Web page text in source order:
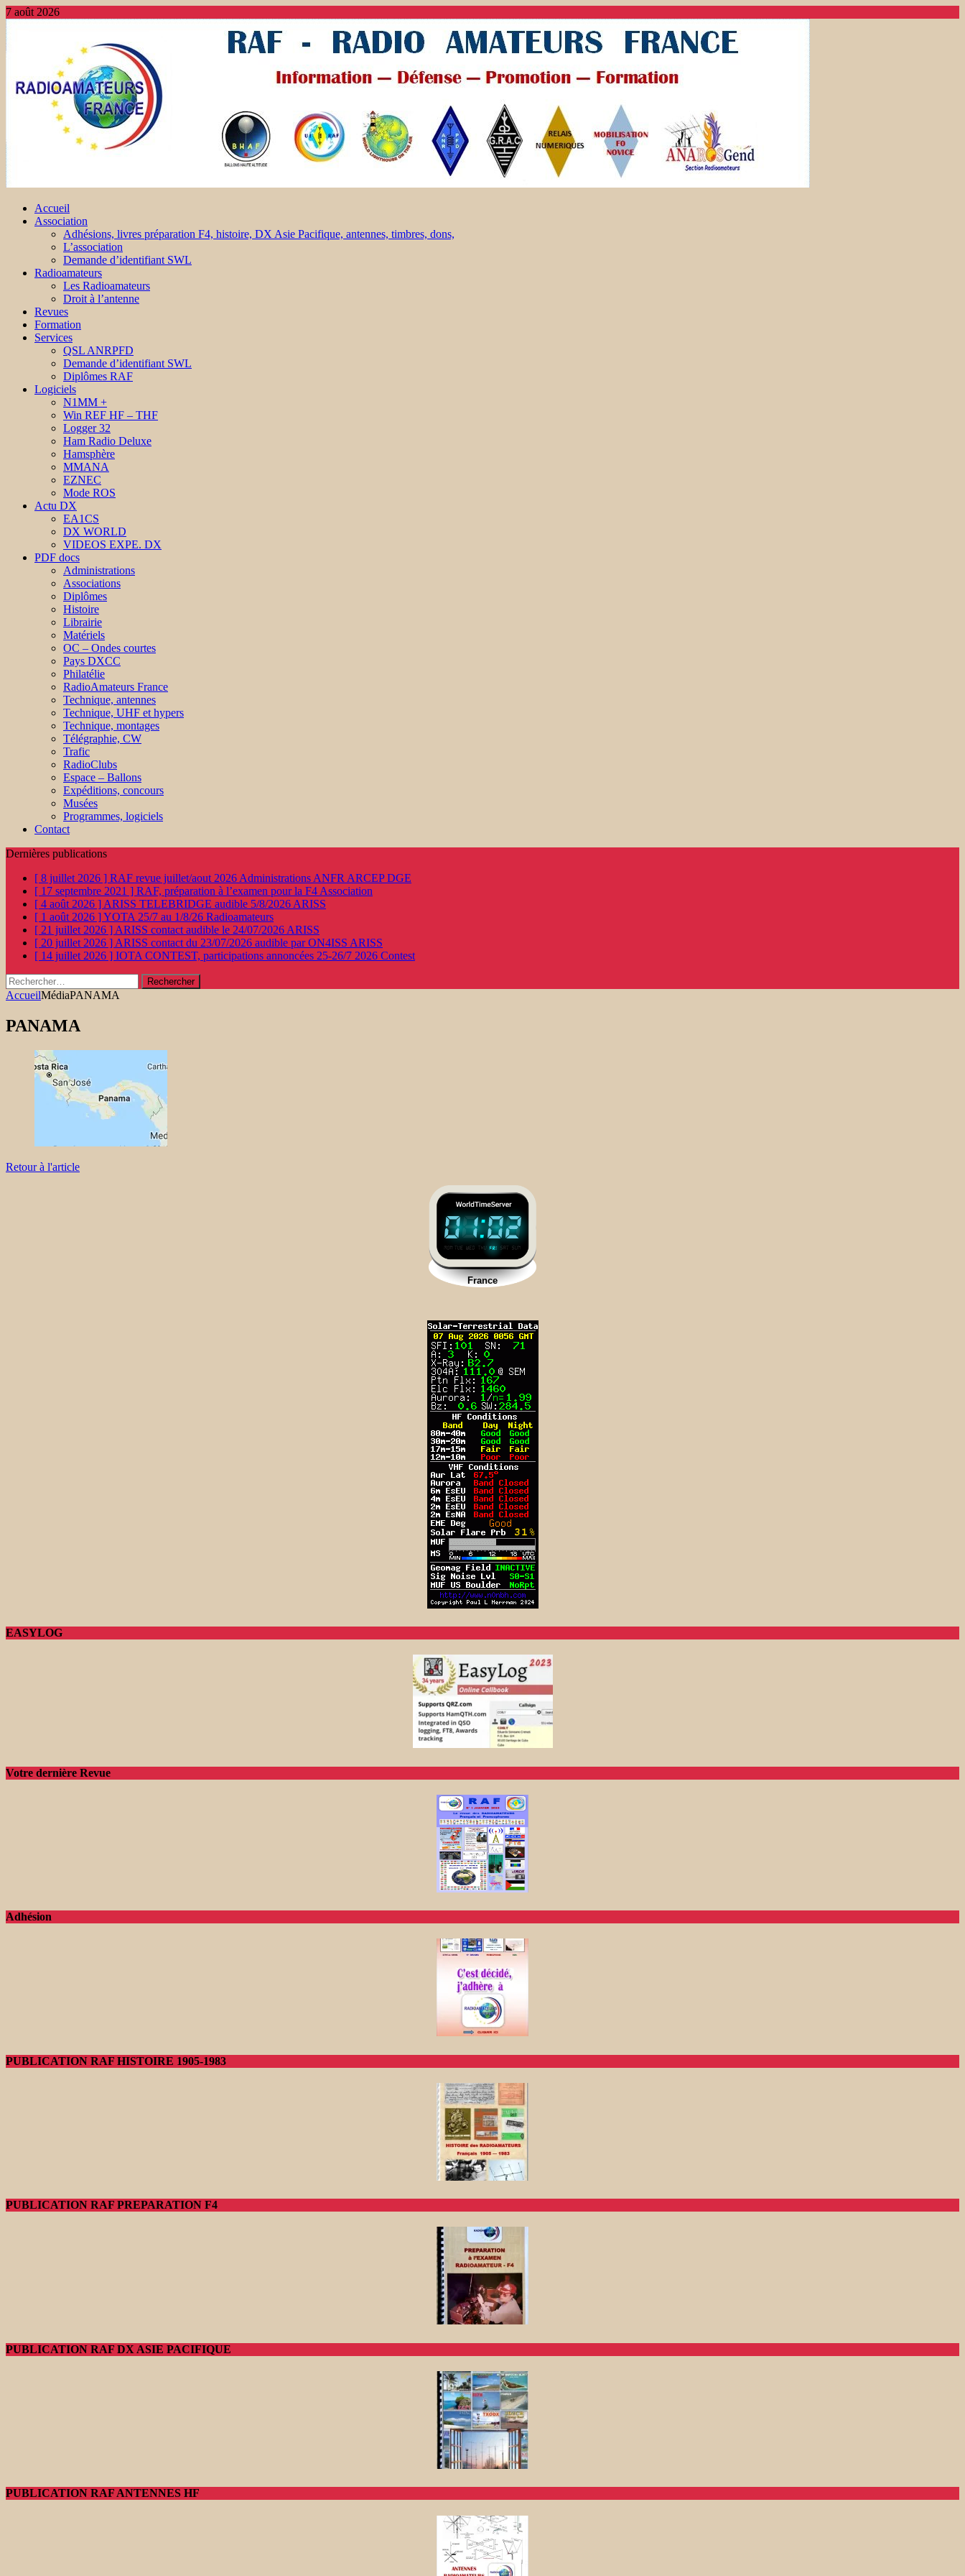
7 août 2026
Accueil
Association
Adhésions, livres préparation F4, histoire, DX Asie Pacifique, antennes, timbres, dons,
L’association
Demande d’identifiant SWL
Radioamateurs
Les Radioamateurs
Droit à l’antenne
Revues
Formation
Services
QSL ANRPFD
Demande d’identifiant SWL
Diplômes RAF
Logiciels
N1MM +
Win REF HF – THF
Logger 32
Ham Radio Deluxe
Hamsphère
MMANA
EZNEC
Mode ROS
Actu DX
EA1CS
DX WORLD
VIDEOS EXPE. DX
PDF docs
Administrations
Associations
Diplômes
Histoire
Librairie
Matériels
OC – Ondes courtes
Pays DXCC
Philatélie
RadioAmateurs France
Technique, antennes
Technique, UHF et hypers
Technique, montages
Télégraphie, CW
Trafic
RadioClubs
Espace – Ballons
Expéditions, concours
Musées
Programmes, logiciels
Contact
Dernières publications
[ 8 juillet 2026 ] RAF revue juillet/aout 2026 Administrations ANFR ARCEP DGE
[ 17 septembre 2021 ] RAF, préparation à l’examen pour la F4 Association
[ 4 août 2026 ] ARISS TELEBRIDGE audible 5/8/2026 ARISS
[ 1 août 2026 ]YOTA 25/7 au 1/8/26 Radioamateurs
[ 21 juillet 2026 ] ARISS contact audible le 24/07/2026 ARISS
[ 20 juillet 2026 ] ARISS contact du 23/07/2026 audible par ON4ISS ARISS
[ 14 juillet 2026 ] IOTA CONTEST, participations annoncées 25-26/7 2026 Contest
Rechercher :
AccueilMédiaPANAMA
PANAMA
Retour à l'article
EASYLOG
Votre dernière Revue
Adhésion
PUBLICATION RAF HISTOIRE 1905-1983
PUBLICATION RAF PREPARATION F4
PUBLICATION RAF DX ASIE PACIFIQUE
PUBLICATION RAF ANTENNES HF